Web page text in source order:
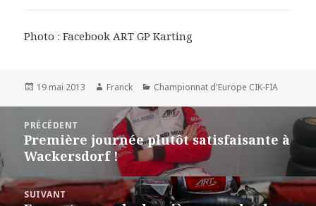
Photo : Facebook ART GP Karting
Publié
19 mai 2013 Auteur
Franck Catégories
Championnat d'Europe CIK-FIA
l’article
PRÉCÉDENT
Article
précédent :
Première journée plutôt satisfaisante à
Wackersdorf !
SUIVANT